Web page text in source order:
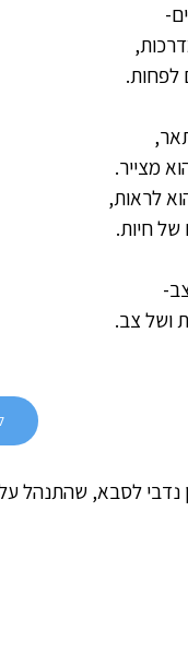
לפחות.
מצייר.
לראות,
חיות.
ושל צב.
נדבי לסבא,